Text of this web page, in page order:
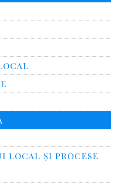
LOCAL ȘI PROCESE